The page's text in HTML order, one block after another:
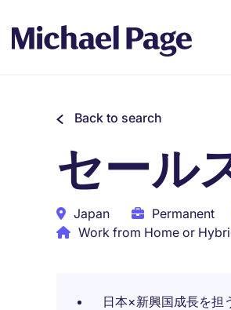
Back to search
セール
Japan Permanent
Work from Home or
日本×新興国成長を担